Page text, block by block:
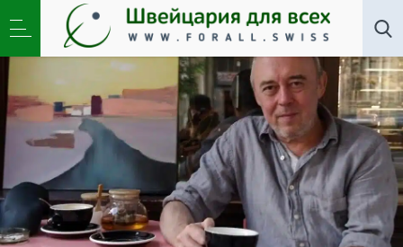
Все авторы»Ирина Юрчук